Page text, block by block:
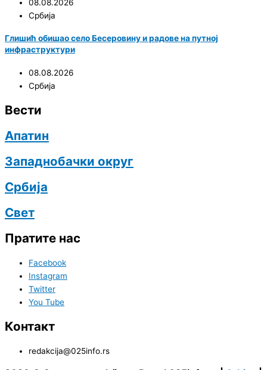
08.08.2026
Србија
Глишић обишао село Бесеровину и радове на путној
инфраструктури
08.08.2026
Србија
Вести
Апатин
Западнобачки округ
Србија
Свет
Пратите нас
Facebook
Instagram
Twitter
You Tube
Контакт
redakcija@025info.rs